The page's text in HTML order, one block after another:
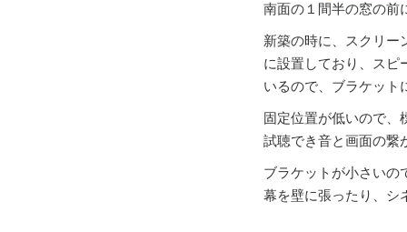
南面の１間半の窓の前
新築の時に、スクリー
に設置しており、スピ
いるので、ブラケット
固定位置が低いので、
試聴でき音と画面の繋
ブラケットが小さいの
幕を壁に張ったり、シ